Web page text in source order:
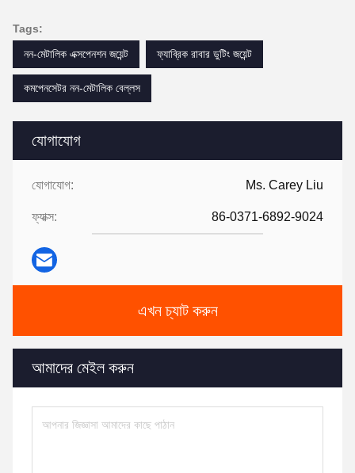
যোগাযোগ
যোগাযোগ: Ms. Carey Liu
ফ্যাক্স: 86-0371-6892-9024
এখন চ্যাট করুন
আমাদের মেইল করুন
Tags:
নন-মেটালিক এক্সপেনশন জয়েন্ট
ফ্যাব্রিক রাবার ডুটিং জয়েন্ট
কমপেনসেটর নন-মেটালিক বেল্লস